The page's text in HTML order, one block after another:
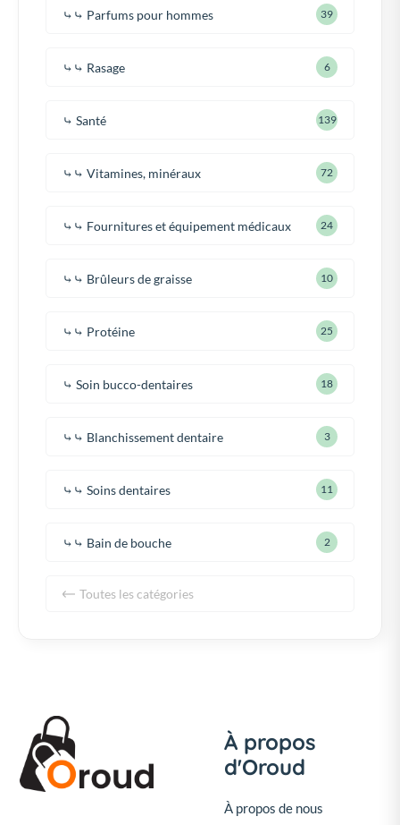
⤷⤷ Parfums pour hommes 39
⤷⤷ Rasage 6
⤷ Santé 139
⤷⤷ Vitamines, minéraux 72
⤷⤷ Fournitures et équipement médicaux 24
⤷⤷ Brûleurs de graisse 10
⤷⤷ Protéine 25
⤷ Soin bucco-dentaires 18
⤷⤷ Blanchissement dentaire 3
⤷⤷ Soins dentaires 11
⤷⤷ Bain de bouche 2
Toutes les catégories
À propos
d'Oroud
À propos de nous